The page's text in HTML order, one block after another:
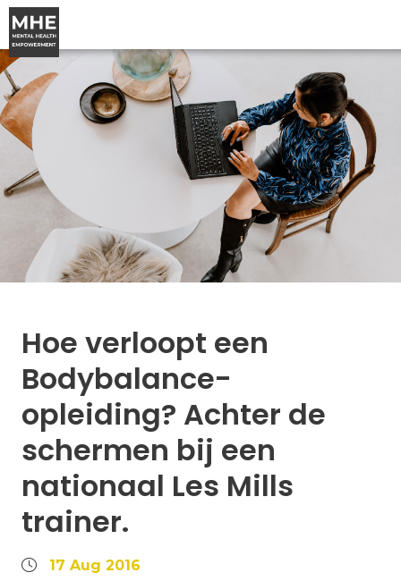
Hoe verloopt een
Bodybalance-
opleiding? Achter de
schermen bij een
nationaal Les Mills
trainer.
17 Aug 2016